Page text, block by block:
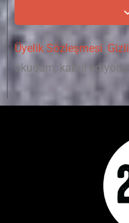
Üyelik Sözleşmesi
okudum, kabul